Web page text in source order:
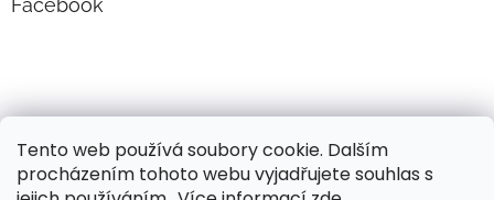
Tento web používá soubory cookie. Dalším
procházením tohoto webu vyjadřujete souhlas s
Facebook